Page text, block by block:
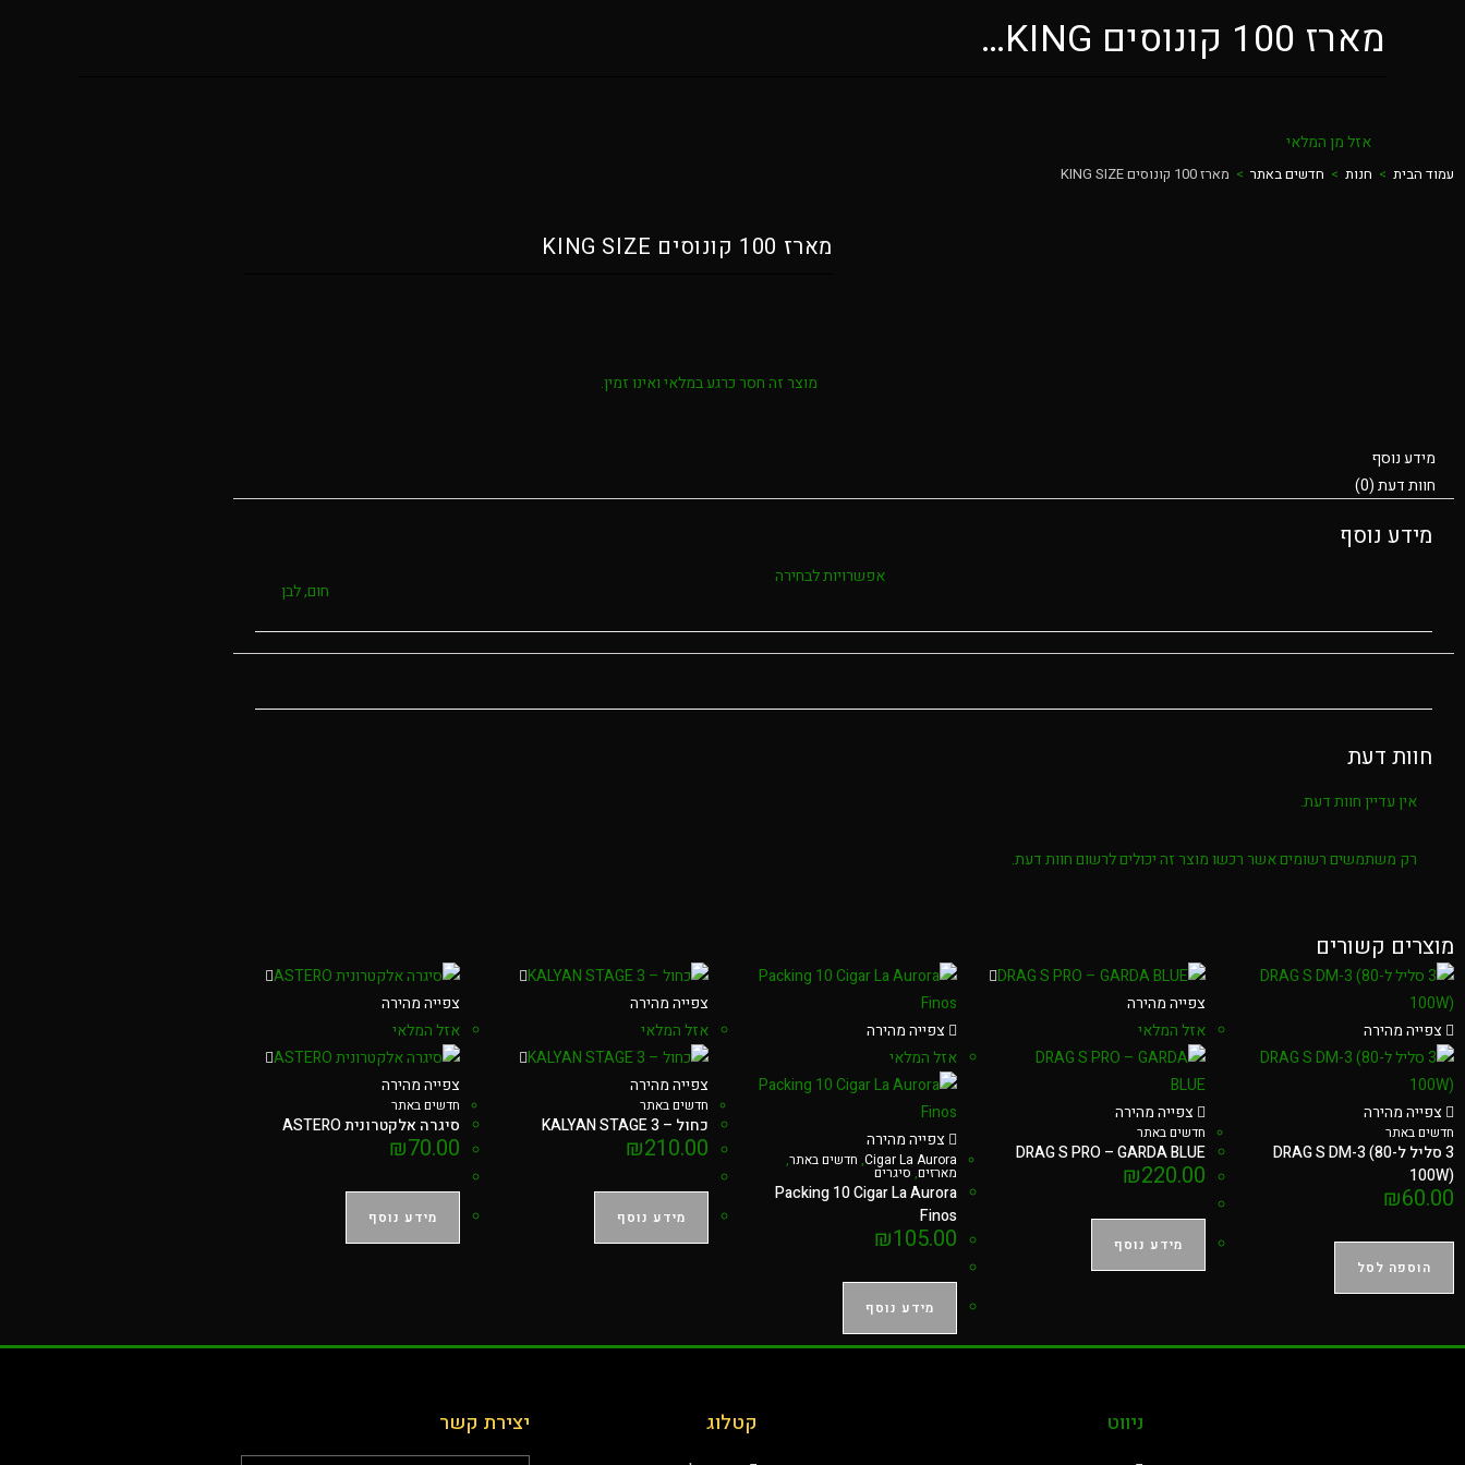
מארז 100 קונוסים KING…
אזל מן המלאי
עמוד הבית > חנות > חדשים באתר > מארז 100 קונוסים KING SIZE
מארז 100 קונוסים KING SIZE
מוצר זה חסר כרגע במלאי ואינו זמין.
מידע נוסף
חוות דעת (0)
מידע נוסף
אפשרויות לבחירה
חום, לבן
חוות דעת
אין עדיין חוות דעת.
רק משתמשים רשומים אשר רכשו מוצר זה יכולים לרשום חוות דעת.
מוצרים קשורים
צפייה מהירה
צפייה מהירה
חדשים באתר
3 סליל לDRAG S DM-3 (80-
100W)
₪60.00
הוספה לסל
צפייה מהירה
אזל המלאי
צפייה מהירה
חדשים באתר
DRAG S PRO – GARDA BLUE
₪220.00
מידע נוסף
צפייה מהירה
אזל המלאי
צפייה מהירה
Cigar La Aurora
, חדשים באתר,
מארזים, סיגרים
Packing 10 Cigar La Aurora
Finos
₪105.00
מידע נוסף
צפייה מהירה
אזל המלאי
צפייה מהירה
חדשים באתר
כחול – KALYAN STAGE 3
₪210.00
מידע נוסף
צפייה מהירה
אזל המלאי
צפייה מהירה
חדשים באתר
סיגרה אלקטרונית ASTERO
₪70.00
מידע נוסף
ניווט קטלוג יצירת קשר